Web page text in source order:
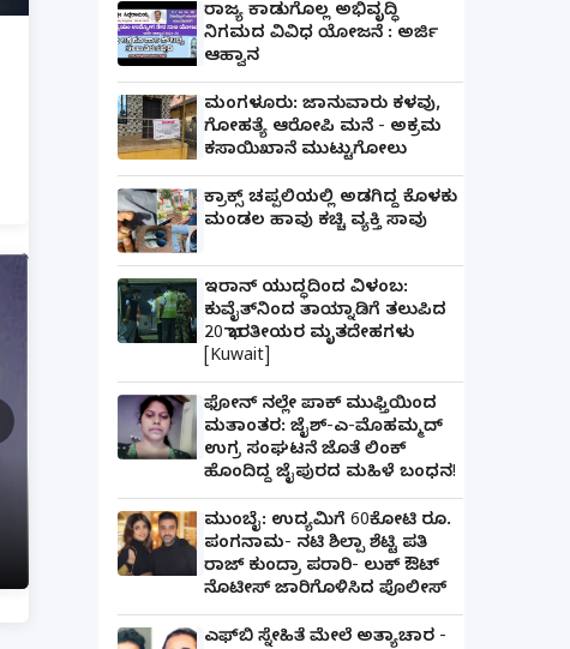
ಪತ್ನಿಗೆ ಕೈಕೊಟ್ಟ ಭೂಪ ಅತ್ತೆಯನ್ನು ವಿವಾಹವಾದ
ರಾಜ್ಯ ಕಾಡುಗೊಲ್ಲ ಅಭಿವೃದ್ಧಿ
ನಿಗಮದ ವಿವಿಧ ಯೋಜನೆ : ಅರ್ಜಿ
ಆಹ್ವಾನ
ಮಂಗಳೂರು: ಜಾನುವಾರು ಕಳವು,
ಗೋಹತ್ಯೆ ಆರೋಪಿ ಮನೆ - ಅಕ್ರಮ
ಕಸಾಯಿಖಾನೆ ಮುಟ್ಟುಗೋಲು
ಕ್ರಾಕ್ಸ್ ಚಪ್ಪಲಿಯಲ್ಲಿ ಅಡಗಿದ್ದ ಕೊಳಕು
ಮಂಡಲ ಹಾವು ಕಚ್ಚಿ ವ್ಯಕ್ತಿ ಸಾವು
ಇರಾನ್ ಯುದ್ಧದಿಂದ ವಿಳಂಬ:
ಕುವೈತ್‌ನಿಂದ ತಾಯ್ನಾಡಿಗೆ ತಲುಪಿದ
20 ಭಾರತೀಯರ ಮೃತದೇಹಗಳು
[Kuwait]
ಫೋನ್ ನಲ್ಲೇ ಪಾಕ್ ಮುಫ್ತಿಯಿಂದ
ಮತಾಂತರ: ಜೈಶ್-ಎ-ಮೊಹಮ್ಮದ್
ಉಗ್ರ ಸಂಘಟನೆ ಜೊತೆ ಲಿಂಕ್
ಹೊಂದಿದ್ದ ಜೈಪುರದ ಮಹಿಳೆ ಬಂಧನ!
ಮುಂಬೈ: ಉದ್ಯಮಿಗೆ 60ಕೋಟಿ ರೂ.
ಪಂಗನಾಮ- ನಟಿ ಶಿಲ್ಪಾ ಶೆಟ್ಟಿ ಪತಿ
ರಾಜ್ ಕುಂದ್ರಾ ಪರಾರಿ- ಲುಕ್ ಔಟ್
ನೊಟೀಸ್ ಜಾರಿಗೊಳಿಸಿದ ಪೊಲೀಸ್
ಎಫ್‌ಬಿ ಸ್ನೇಹಿತೆ ಮೇಲೆ ಅತ್ಯಾಚಾರ -